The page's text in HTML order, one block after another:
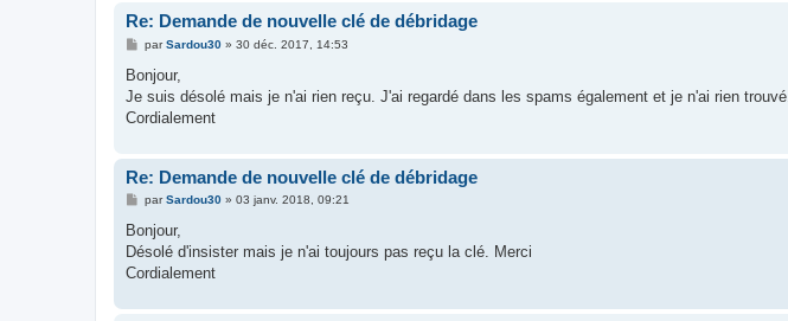
Re: Demande de nouvelle clé de débridage
M
s
a
g
parSardou30» 30 déc. 2017, 14:53
Bonjour,
Je suis désolé mais je n'ai rien reçu. J'ai regardé dans les spams également et je n'ai rien trouvé.
Cordialement
Re: Demande de nouvelle clé de débridage
M
s
a
g
parSardou30» 03 janv. 2018, 09:21
Bonjour,
Désolé d'insister mais je n'ai toujours pas reçu la clé. Merci
Cordialement